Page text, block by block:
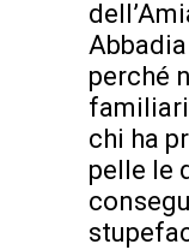
perché
chi ha
pelle le